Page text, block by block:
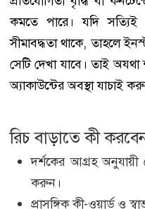
কমতে পারে। যদি সত্যিই
সীমাবদ্ধতা থাকে, তাহলে
সেটি দেখা যাবে। তাই অযথা
অ্যাকাউন্টের অবস্থা যাচাই
রিচ বাড়াতে কী
দর্শকের আগ্রহ
করুন।
প্রাসঙ্গিক কী-ওয়ার্ড ও